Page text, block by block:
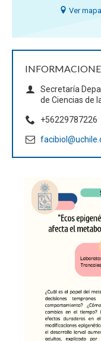
Secretaría
de Ciencias de
+56229787226
Ver mapa